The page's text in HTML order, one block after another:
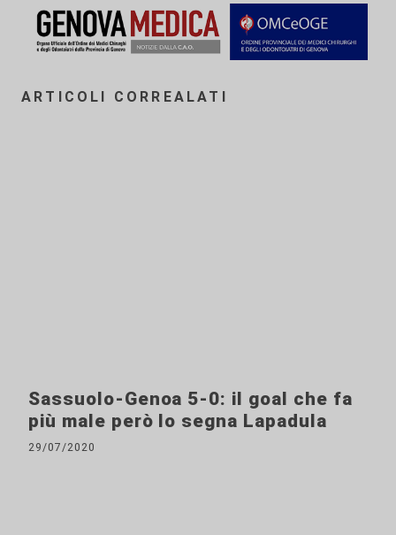
ARTICOLI CORREALATI
Sassuolo-Genoa 5-0: il goal che fa
più male però lo segna Lapadula
29/07/2020